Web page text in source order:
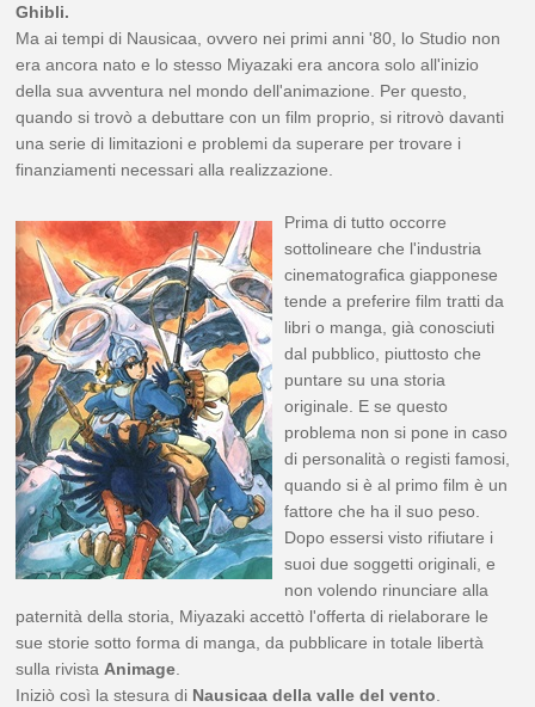
Ghibli.
Ma ai tempi di Nausicaa, ovvero nei primi anni '80, lo Studio non
era ancora nato e lo stesso Miyazaki era ancora solo all'inizio
della sua avventura nel mondo dell'animazione. Per questo,
quando si trovò a debuttare con un film proprio, si ritrovò davanti
una serie di limitazioni e problemi da superare per trovare i
finanziamenti necessari alla realizzazione.
Prima di tutto occorre
sottolineare che l'industria
cinematografica giapponese
tende a preferire film tratti da
libri o manga, già conosciuti
dal pubblico, piuttosto che
puntare su una storia
originale. E se questo
problema non si pone in caso
di personalità o registi famosi,
quando si è al primo film è un
fattore che ha il suo peso.
Dopo essersi visto rifiutare i
suoi due soggetti originali, e
non volendo rinunciare alla
paternità della storia, Miyazaki accettò l'offerta di rielaborare le
sue storie sotto forma di manga, da pubblicare in totale libertà
sulla rivistaAnimage.
Iniziò così la stesura di Nausicaa della valle del vento.